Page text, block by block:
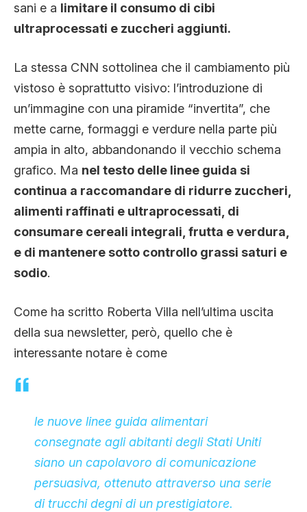
sani e a limitare il consumo di cibi
ultraprocessati e zuccheri aggiunti.
La stessa CNN sottolinea che il cambiamento più
vistoso è soprattutto visivo: l’introduzione di
un’immagine con una piramide “invertita”, che
mette carne, formaggi e verdure nella parte più
ampia in alto, abbandonando il vecchio schema
grafico. Ma nel testo delle linee guida si
continua a raccomandare di ridurre zuccheri,
alimenti raffinati e ultraprocessati, di
consumare cereali integrali, frutta e verdura,
e di mantenere sotto controllo grassi saturi e
sodio.
Come ha scritto Roberta Villa nell’ultima uscita
della sua newsletter, però, quello che è
interessante notare è come
le nuove linee guida alimentari
consegnate agli abitanti degli Stati Uniti
siano un capolavoro di comunicazione
persuasiva, ottenuto attraverso una serie
di trucchi degni di un prestigiatore.